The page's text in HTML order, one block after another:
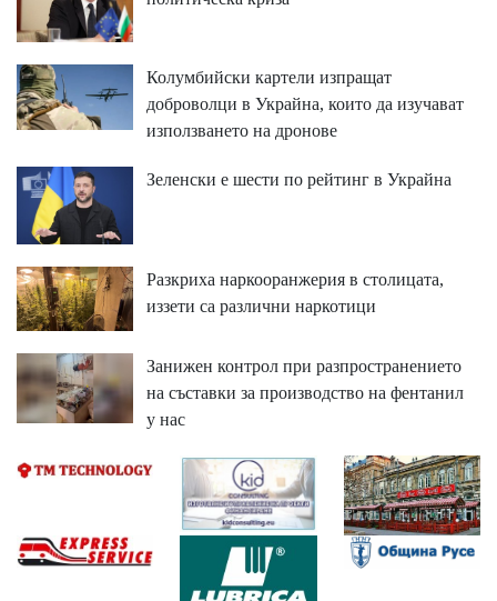
Колумбийски картели изпращат
доброволци в Украйна, които да изучават
използването на дронове
Зеленски е шести по рейтинг в Украйна
Разкриха наркооранжерия в столицата,
иззети са различни наркотици
Занижен контрол при разпространението
на съставки за производство на фентанил
у нас